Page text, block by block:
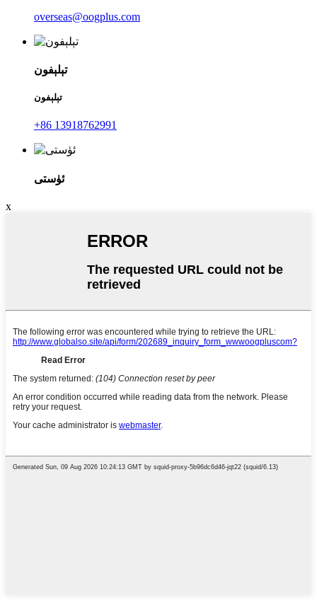
overseas@oogplus.com
تېلېفون
تېلېفون
+86 13918762991
ئۈستى
x